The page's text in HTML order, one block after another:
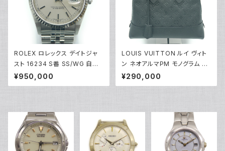
ROLEX ロレックス デイトジャ
スト 16234 S番 SS/WG 自動
巻き シルバー文字盤 Y03860
¥950,000
LOUIS VUITTON ルイ ヴィト
ン ネオアルマPM モノグラム ア
ンプラント ノワール ハンドバッ
グ M44832 Y02105
¥290,000